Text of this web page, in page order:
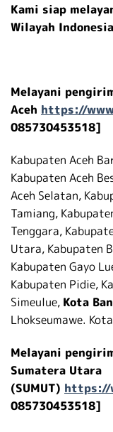
Kami siap
Wilayah Indonesia
Melayani
Aceh https://
085730453518]
Kabupaten Aceh
Kabupaten Aceh
Aceh Selatan,
Tamiang,
Tenggara,
Utara, Kabupaten
Kabupaten Gayo
Kabupaten Pidie,
Simeulue, Kota
Lhokseumawe.
Melayani
Sumatera Utara
(SUMUT) https://
085730453518]